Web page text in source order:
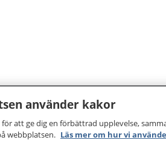
använder kakor
att ge dig en förbättrad upplevelse,
webbplatsen. Läs mer om hur vi